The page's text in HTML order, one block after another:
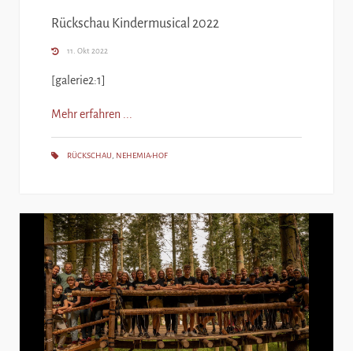
Rückschau Kindermusical 2022
11. Okt 2022
[galerie2:1]
Mehr erfahren ...
RÜCKSCHAU NEHEMIA-HOF